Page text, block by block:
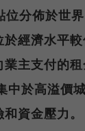
位分佈於世
於經濟水平
主支付的租
於高溢價
資金壓力。